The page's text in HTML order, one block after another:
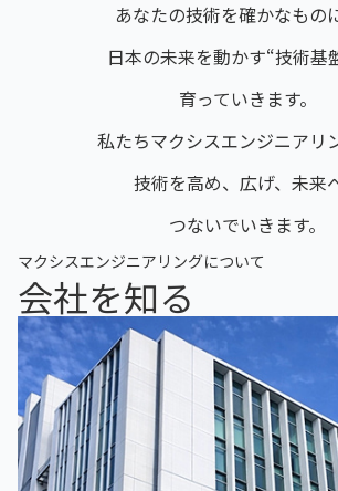
あなたの技術を確かなもの
日本の未来を動かす“技術基
育っていきます。
私たちマクシスエンジニアリ
技術を高め、広げ、未来
つないでいきます。
マクシスエンジニアリングについて
会社を知る